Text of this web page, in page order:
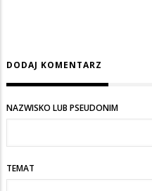
DODAJ KOMENTARZ
NAZWISKO LUB PSEUDONIM
TEMAT